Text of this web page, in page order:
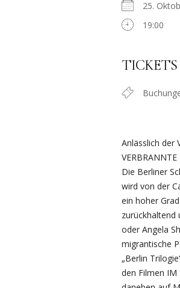
25.
19:00
TICKETS
Anlässlich der
Die Berliner
wird von der
ein hoher
zurückhaltend
oder Angela
migrantische
„Berlin
den Filmen IM